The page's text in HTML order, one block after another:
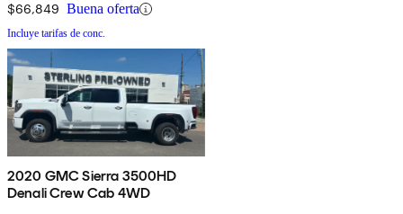
$66,849 Buena oferta
Incluye tarifas de conc.
2020 GMC Sierra 3500HD
Denali Crew Cab 4WD